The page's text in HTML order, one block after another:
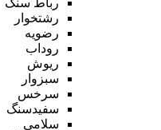
رشتخوار
رضویه
روداب
ریوش
سبزوار
سرخس
سفیدسنگ
سلامی